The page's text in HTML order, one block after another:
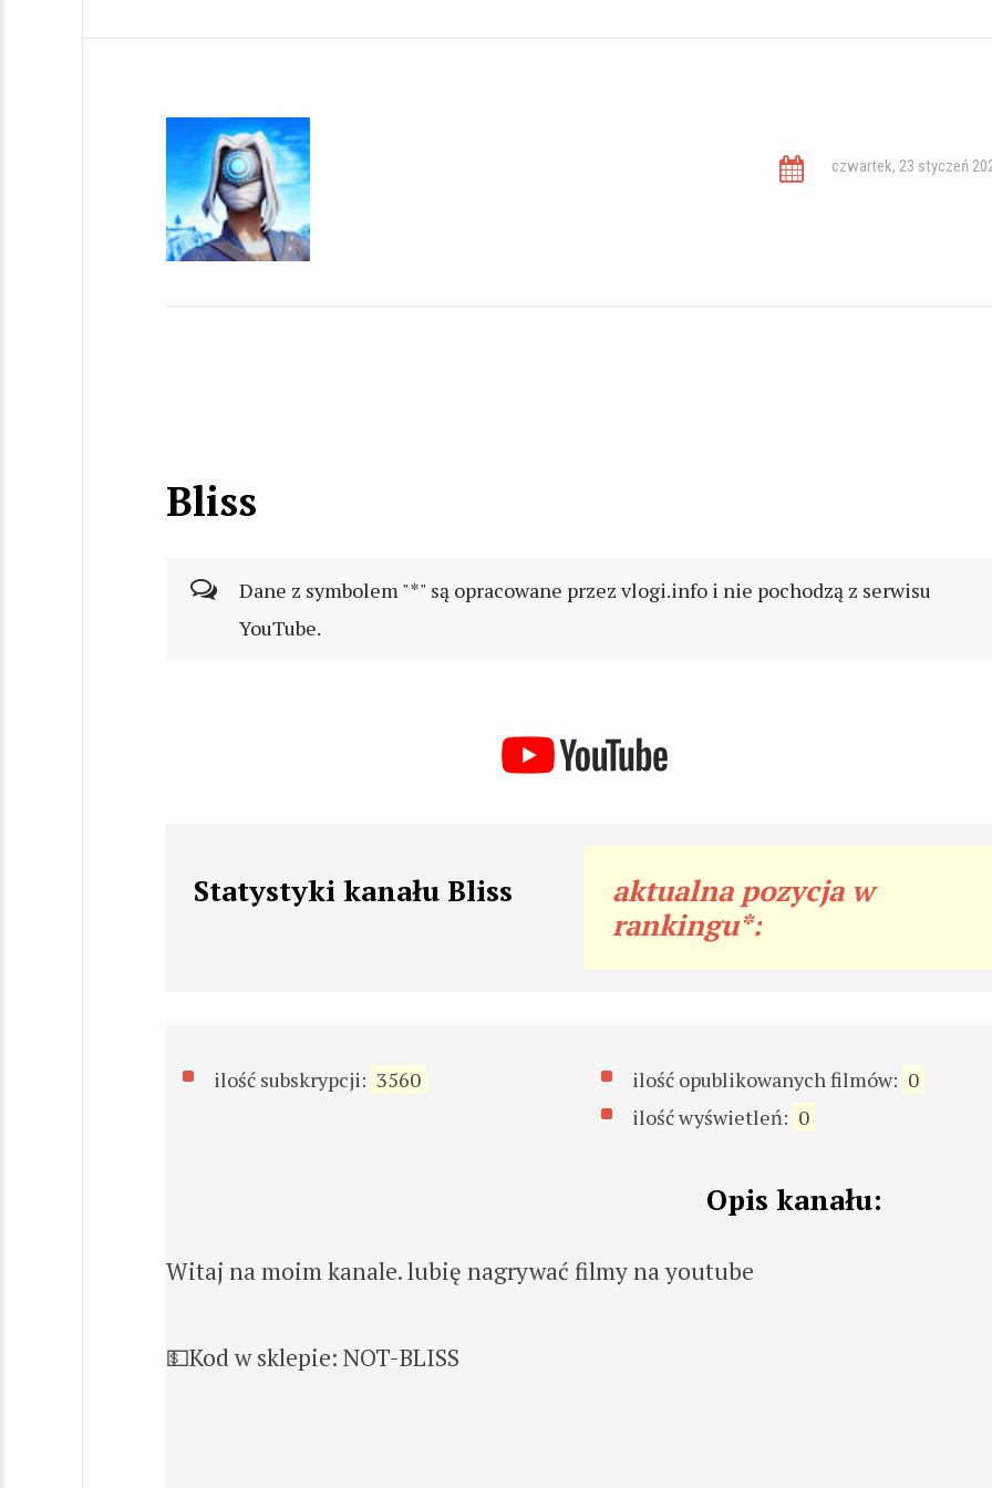
czwartek, 23 styczeń
Bliss
Dane z symbolem "*" są opracowane przez vlogi.info i nie pochodzą z serwisu
YouTube.
Statystyki kanału Bliss
aktualna pozycja w
rankingu*:
ilość subskrypcji: 3560 ilość opublikowanych filmów: 0
ilość wyświetleń: 0
Opis kanału:
Witaj na moim kanale. lubię nagrywać filmy na youtube
💵Kod w sklepie: NOT-BLISS